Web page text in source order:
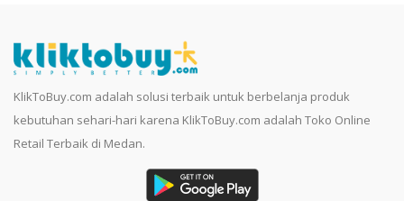
KlikToBuy.com adalah solusi terbaik untuk berbelanja produk
kebutuhan sehari-hari karena KlikToBuy.com adalah Toko Online
Retail Terbaik di Medan.